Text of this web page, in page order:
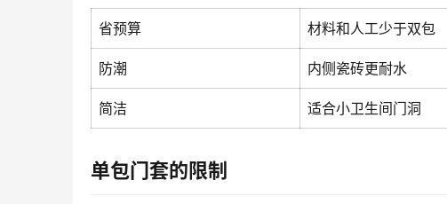
省预算 材料和人工少于双包
防潮 内侧瓷砖更耐水
简洁 适合小卫生间门洞
单包门套的限制